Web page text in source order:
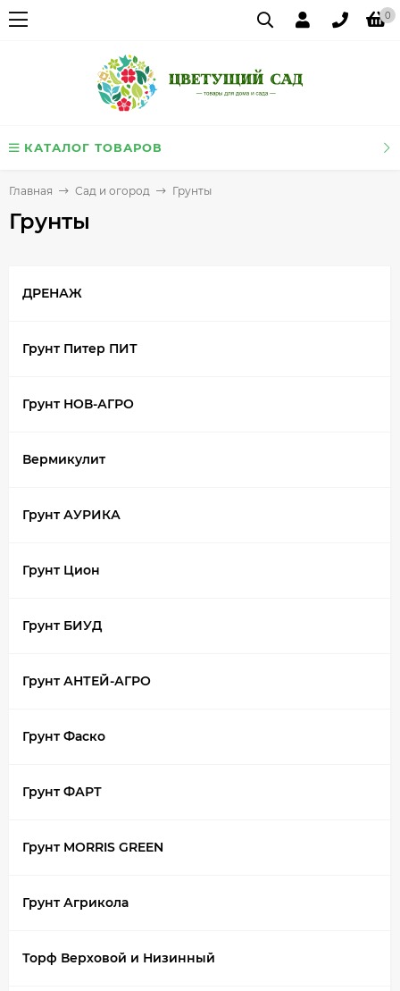
0
КАТАЛОГ ТОВАРОВ
Главная Сад и огород Грунты
Грунты
ДРЕНАЖ
Грунт Питер ПИТ
Грунт НОВ-АГРО
Вермикулит
Грунт АУРИКА
Грунт Цион
Грунт БИУД
Грунт АНТЕЙ-АГРО
Грунт Фаско
Грунт ФАРТ
Грунт MORRIS GREEN
Грунт Агрикола
Торф Верховой и Низинный